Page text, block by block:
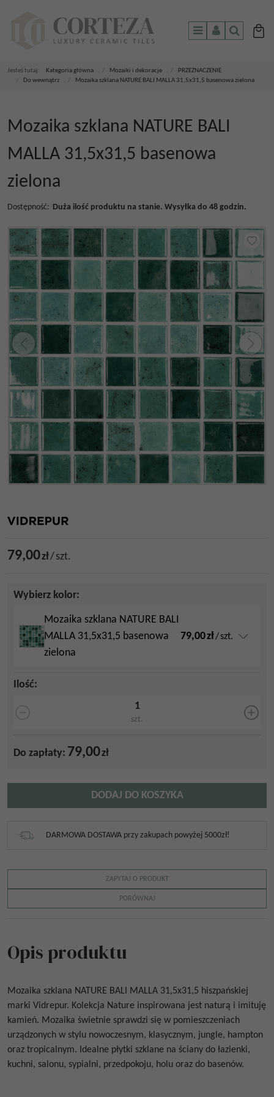
MenuPanelSzukaj
Jesteś tutaj: Kategoria główna Mozaiki i dekoracje
PRZEZNACZENIE
Do wewnątrz Mozaika szklana NATURE BALI MALLA 31,5x31,5 basenowa zielona
Mozaika szklana NATURE BALI
MALLA 31,5x31,5 basenowa
zielona
Dostępność: Duża ilość produktu na stanie. Wysyłka do 48 godzin.
79,00zł/szt.
Wybierz kolor:
Mozaika szklana NATURE BALI
MALLA 31,5x31,5 basenowa
zielona
79,00zł/szt.
Ilość:
szt.
Do zapłaty: 79,00zł
DODAJ DO KOSZYKA
DARMOWA DOSTAWA przy zakupach powyżej 5000zł!
ZAPYTAJ O PRODUKT
PORÓWNAJ
Opis produktu
Mozaika szklana NATURE BALI MALLA 31,5x31,5 hiszpańskiej
marki Vidrepur. Kolekcja Nature inspirowana jest naturą i imituję
kamień. Mozaika świetnie sprawdzi się w pomieszczeniach
urządzonych w stylu nowoczesnym, klasycznym, jungle, hampton
oraz tropicalnym. Idealne płytki szklane na ściany do łazienki,
kuchni, salonu, sypialni, przedpokoju, holu oraz do basenów.